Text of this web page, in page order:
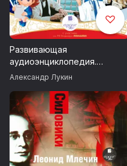
Развивающая
аудиоэнциклопедия.
Естествознание:
Александр Лукин